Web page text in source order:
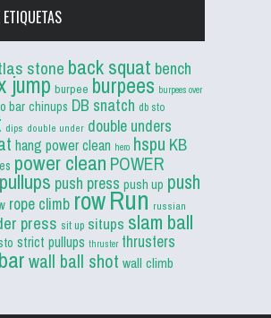
stone back squat bench
jump burpee burpees burpees over
bar chinups DB snatch db sto
dips double under double unders
hang power clean hero hspu KB
power clean POWER
pullups push press push up push
rope climb rowRun russian
press sit up situps slam ball
strict pullups thruster thrusters
wall ball shot wall climb